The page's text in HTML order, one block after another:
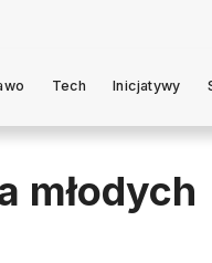
Tech Inicjatywy
młodych